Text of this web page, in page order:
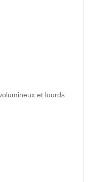
et lourds